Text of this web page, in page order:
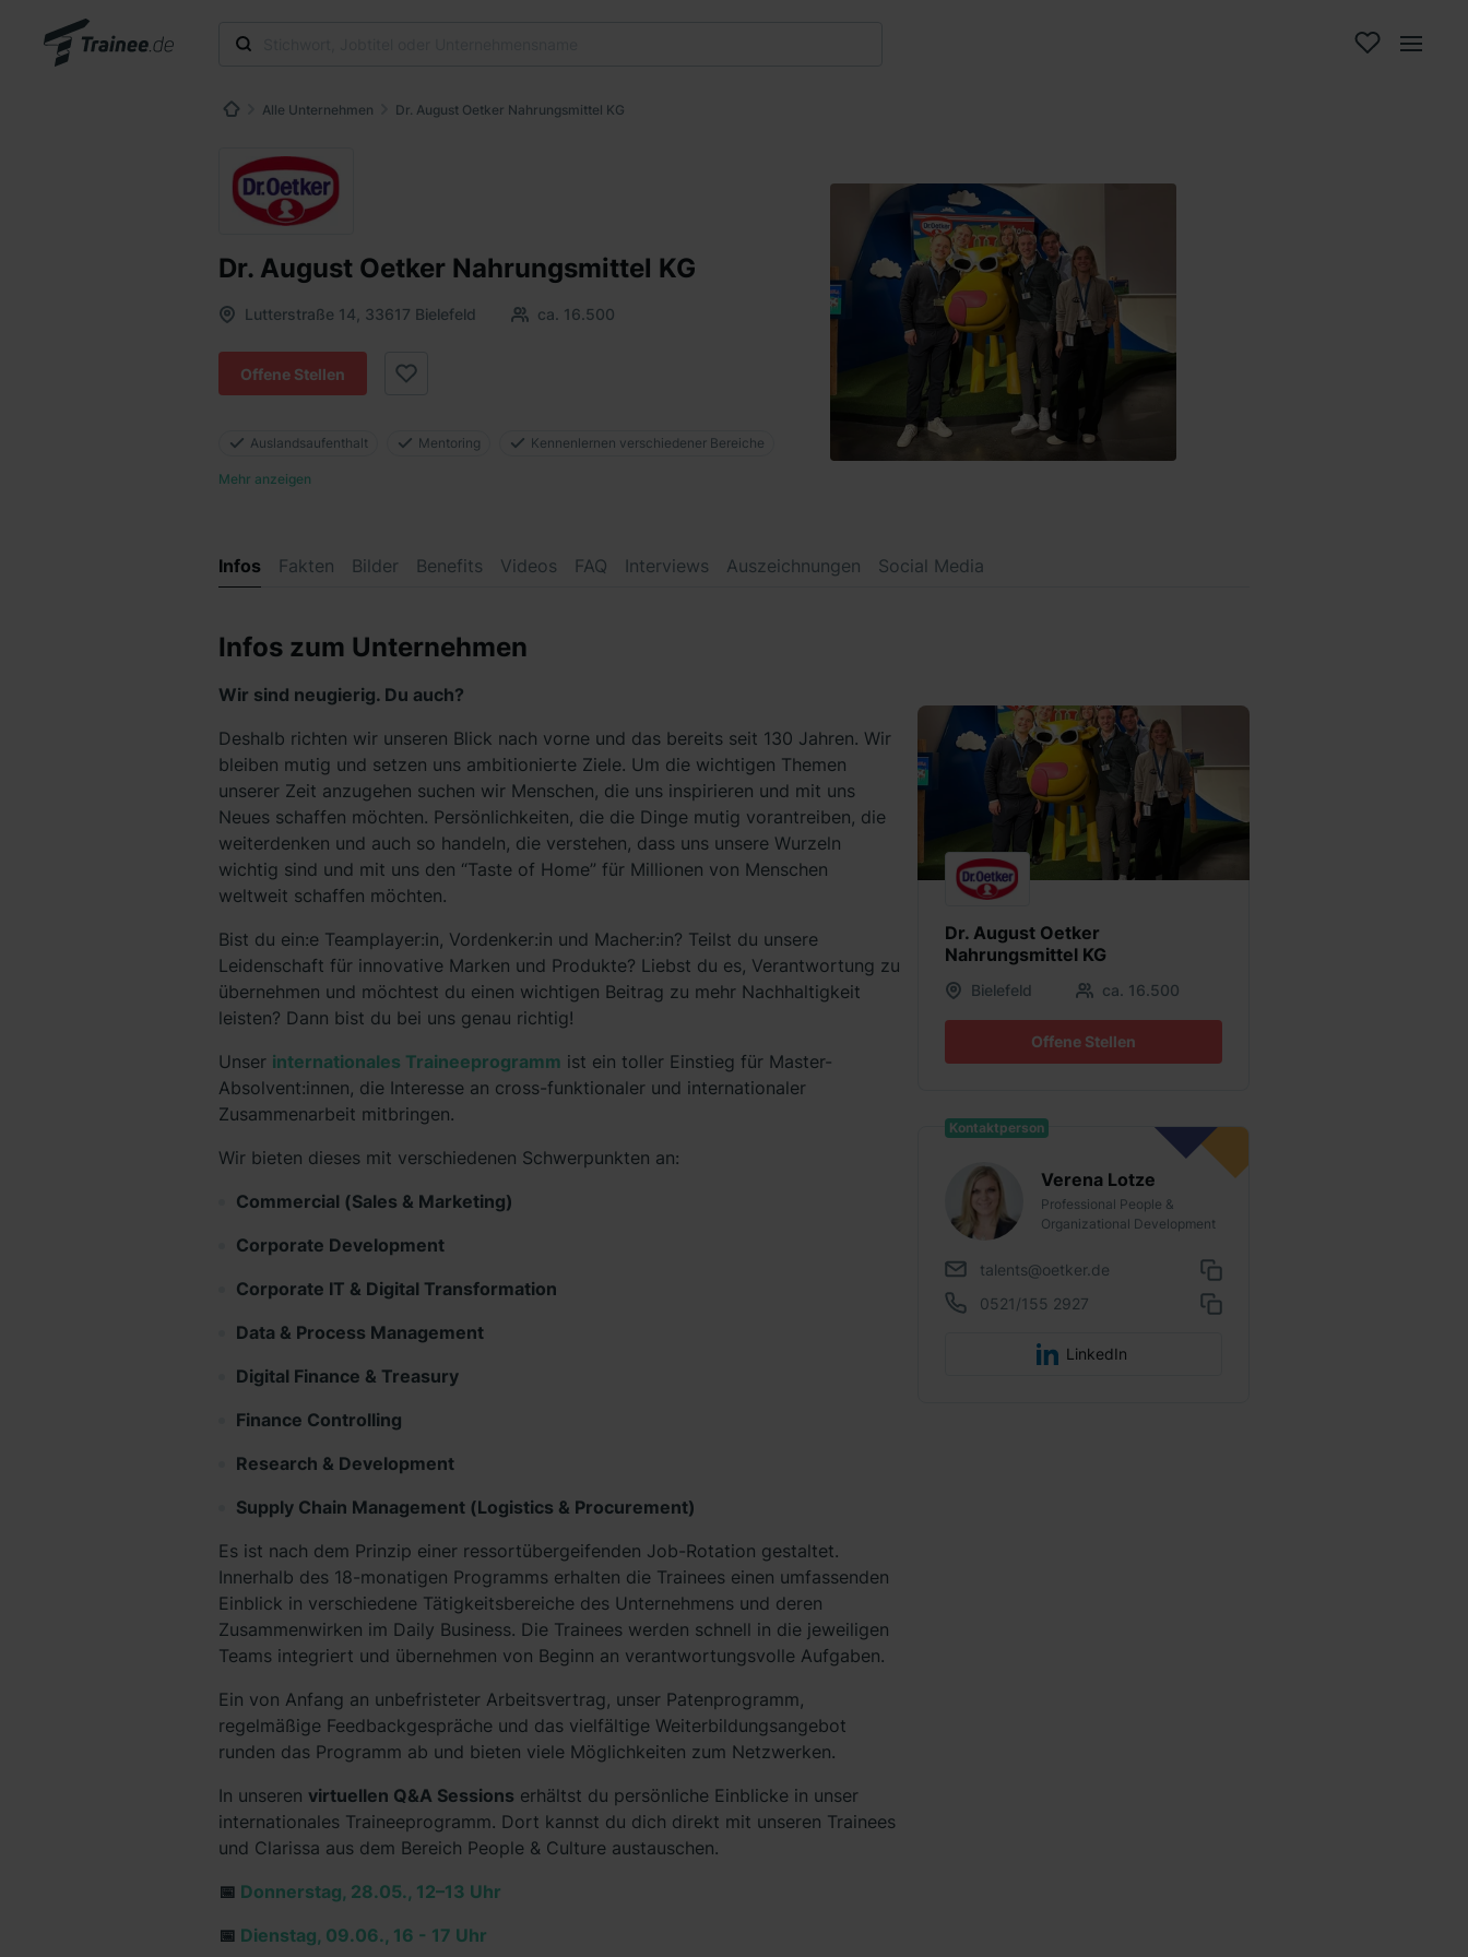
Alle Unternehmen Dr. August Oetker Nahrungsmittel KG
Dr. August Oetker Nahrungsmittel KG
Lutterstraße 14, 33617 Bielefeld ca. 16.500
Offene Stellen
Auslandsaufenthalt Mentoring Kennenlernen verschiedener Bereiche
Mehr anzeigen
Infos Fakten Bilder Benefits Videos FAQ Interviews Auszeichnungen Social Media
Infos zum Unternehmen
Wir sind neugierig. Du auch?
Deshalb richten wir unseren Blick nach vorne und das bereits seit 130 Jahren. Wir
bleiben mutig und setzen uns ambitionierte Ziele. Um die wichtigen Themen
unserer Zeit anzugehen suchen wir Menschen, die uns inspirieren und mit uns
Neues schaffen möchten. Persönlichkeiten, die die Dinge mutig vorantreiben, die
weiterdenken und auch so handeln, die verstehen, dass uns unsere Wurzeln
wichtig sind und mit uns den “Taste of Home” für Millionen von Menschen
weltweit schaffen möchten.
Bist du ein:e Teamplayer:in, Vordenker:in und Macher:in? Teilst du unsere
Leidenschaft für innovative Marken und Produkte? Liebst du es, Verantwortung zu
übernehmen und möchtest du einen wichtigen Beitrag zu mehr Nachhaltigkeit
leisten? Dann bist du bei uns genau richtig!
Unser internationales Traineeprogramm ist ein toller Einstieg für Master-
Absolvent:innen, die Interesse an cross-funktionaler und internationaler
Zusammenarbeit mitbringen.
Wir bieten dieses mit verschiedenen Schwerpunkten an:
Commercial (Sales & Marketing)
Corporate Development
Corporate IT & Digital Transformation
Data & Process Management
Digital Finance & Treasury
Finance Controlling
Research & Development
Supply Chain Management (Logistics & Procurement)
Es ist nach dem Prinzip einer ressortübergeifenden Job-Rotation gestaltet.
Innerhalb des 18-monatigen Programms erhalten die Trainees einen umfassenden
Einblick in verschiedene Tätigkeitsbereiche des Unternehmens und deren
Zusammenwirken im Daily Business. Die Trainees werden schnell in die jeweiligen
Teams integriert und übernehmen von Beginn an verantwortungsvolle Aufgaben.
Ein von Anfang an unbefristeter Arbeitsvertrag, unser Patenprogramm,
regelmäßige Feedbackgespräche und das vielfältige Weiterbildungsangebot
runden das Programm ab und bieten viele Möglichkeiten zum Netzwerken.
In unseren virtuellen Q&A Sessions erhältst du persönliche Einblicke in unser
internationales Traineeprogramm. Dort kannst du dich direkt mit unseren Trainees
und Clarissa aus dem Bereich People & Culture austauschen.
📅 Donnerstag, 28.05., 12–13 Uhr
📅 Dienstag, 09.06., 16 - 17 Uhr
Dr. August Oetker
Nahrungsmittel KG
Bielefeld ca. 16.500
Offene Stellen
Kontaktperson
Verena Lotze
Professional People &
Organizational Development
talents@oetker.de
0521/155 2927
LinkedIn